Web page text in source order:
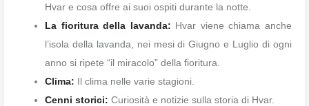
Hvar e cosa offre ai suoi ospiti durante la notte.
La fioritura della lavanda: Hvar viene chiama anche
l’isola della lavanda, nei mesi di Giugno e Luglio di ogni
anno si ripete “il miracolo” della fioritura.
Clima: Il clima nelle varie stagioni.
Cenni storici: Curiosità e notizie sulla storia di Hvar.